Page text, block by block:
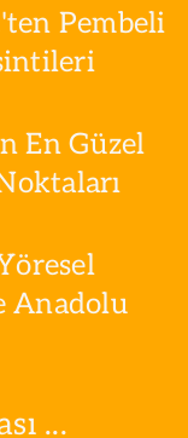
Pembeli
En Güzel
Anadolu
...